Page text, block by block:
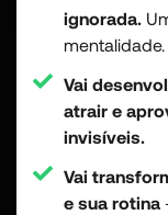
ignorada.
mentalidade.
Vai
atrair e
invisíveis.
Vai
e sua rotina